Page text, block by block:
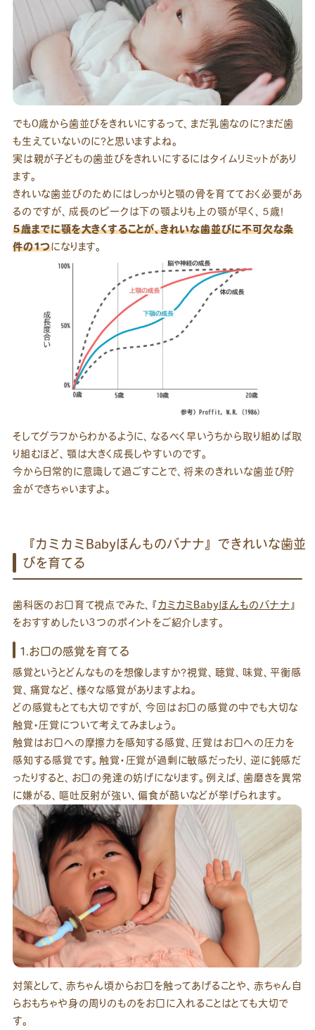
でも0歳から歯並びをきれいにするって、まだ乳歯なのに？まだ歯
も生えていないのに？と思いますよね。
実は親が子どもの歯並びをきれいにするにはタイムリミットがあり
ます。
きれいな歯並びのためにはしっかりと顎の骨を育てておく必要があ
るのですが、成長のピークは下の顎よりも上の顎が早く、5歳！
5歳までに顎を大きくすることが、きれいな歯並びに不可欠な条
件の1つになります。
そしてグラフからわかるように、なるべく早いうちから取り組めば取
り組むほど、顎は大きく成長しやすいのです。
今から日常的に意識して過ごすことで、将来のきれいな歯並び貯
金ができちゃいますよ。
『カミカミBabyほんものバナナ』できれいな歯並
びを育てる
歯科医のお口育て視点でみた、『 カミカミBabyほんものバナナ 』
をおすすめしたい3つのポイントをご紹介します。
1.お口の感覚を育てる
感覚というとどんなものを想像しますか？視覚、聴覚、味覚、平衡感
覚、痛覚など、様々な感覚がありますよね。
どの感覚もとても大切ですが、今回はお口の感覚の中でも大切な
触覚・圧覚について考えてみましょう。
触覚はお口への摩擦力を感知する感覚、圧覚はお口への圧力を
感知する感覚です。触覚・圧覚が過剰に敏感だったり、逆に鈍感だ
ったりすると、お口の発達の妨げになります。例えば、歯磨きを異常
に嫌がる、嘔吐反射が強い、偏食が酷いなどが挙げられます。
対策として、赤ちゃん頃からお口を触ってあげることや、赤ちゃん自
らおもちゃや身の周りのものをお口に入れることはとても大切で
す。